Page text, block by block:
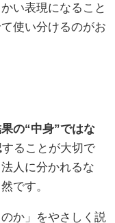
い表現になること
使い分けるのがお
の“中身”ではな
ることが大切で
人に分かれるな
です。
か」をやさしく説